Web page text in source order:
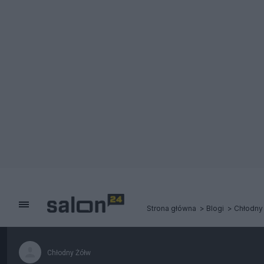
Strona główna Blogi
Chłodny Żółw